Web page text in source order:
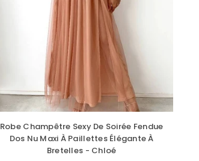
Robe Champêtre Sexy De Soirée Fendue
Dos Nu Maxi À Paillettes Élégante À
Bretelles - Chloé